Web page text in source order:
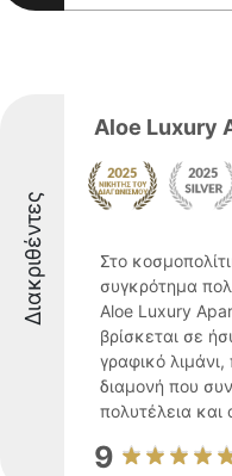
Διακριθέντες
Aloe Luxury
Στο
συγκρότημα
Aloe Luxury
βρίσκεται σε
γραφικό
διαμονή που
πολυτέλεια
9